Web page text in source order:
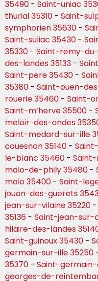
35490 - Saint-uniac
thurial 35310 - Saint-
symphorien 35630 -
Saint-suliac 35430 -
35330 - Saint-remy-
des-landes 35133 -
Saint-pere 35430 -
35380 - Saint-ouen-
rouerie 35460 - Saint-
Saint-m’herve 35500 -
meloir-des-ondes
Saint-medard-sur-ille
couesnon 35140 -
le-blanc 35460 -
malo-de-phily 35480 -
malo 35400 - Saint-
jouan-des-guerets
jean-sur-vilaine 35220 -
35136 - Saint-jean-sur-
hilaire-des-landes
Saint-guinoux 35430 -
germain-sur-ille 35250
35370 - Saint-germain-
georges-de-